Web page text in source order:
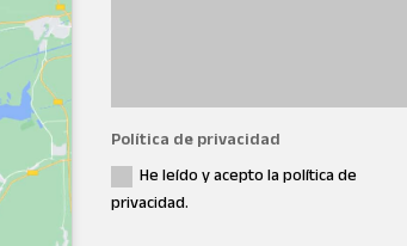
Política de privacidad
He leído y acepto la política de
privacidad.